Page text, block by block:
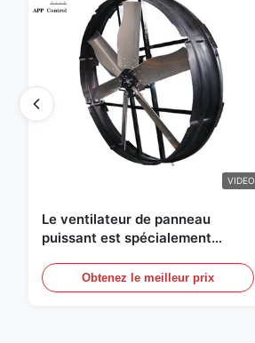
VIDEO
Le ventilateur de panneau
puissant est spécialement
diamètre de lame de 1830 mm et
un volume d'air de 120000 m3/h
Obtenez le meilleur prix